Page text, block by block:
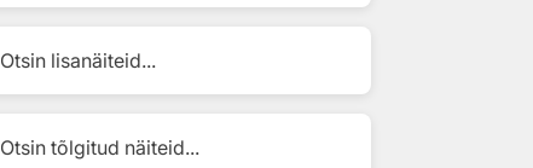
Otsin lisanäiteid...
Otsin tõlgitud näiteid...